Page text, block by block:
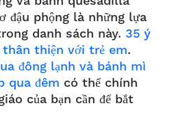
đậu phộng là những lựa
danh sách này. 35 ý
thiện với trẻ em.
đông lạnh và bánh mì
qua đêm có thể chính
của bạn cần để bắt